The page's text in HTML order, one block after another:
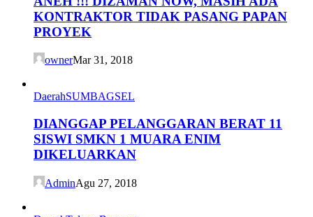
KONTRAKTOR TIDAK PASANG PAPAN
PROYEK
ownerMar 31, 2018
DaerahSUMBAGSEL
DIANGGAP PELANGGARAN BERAT 11
SISWI SMKN 1 MUARA ENIM
DIKELUARKAN
AdminAgu 27, 2018